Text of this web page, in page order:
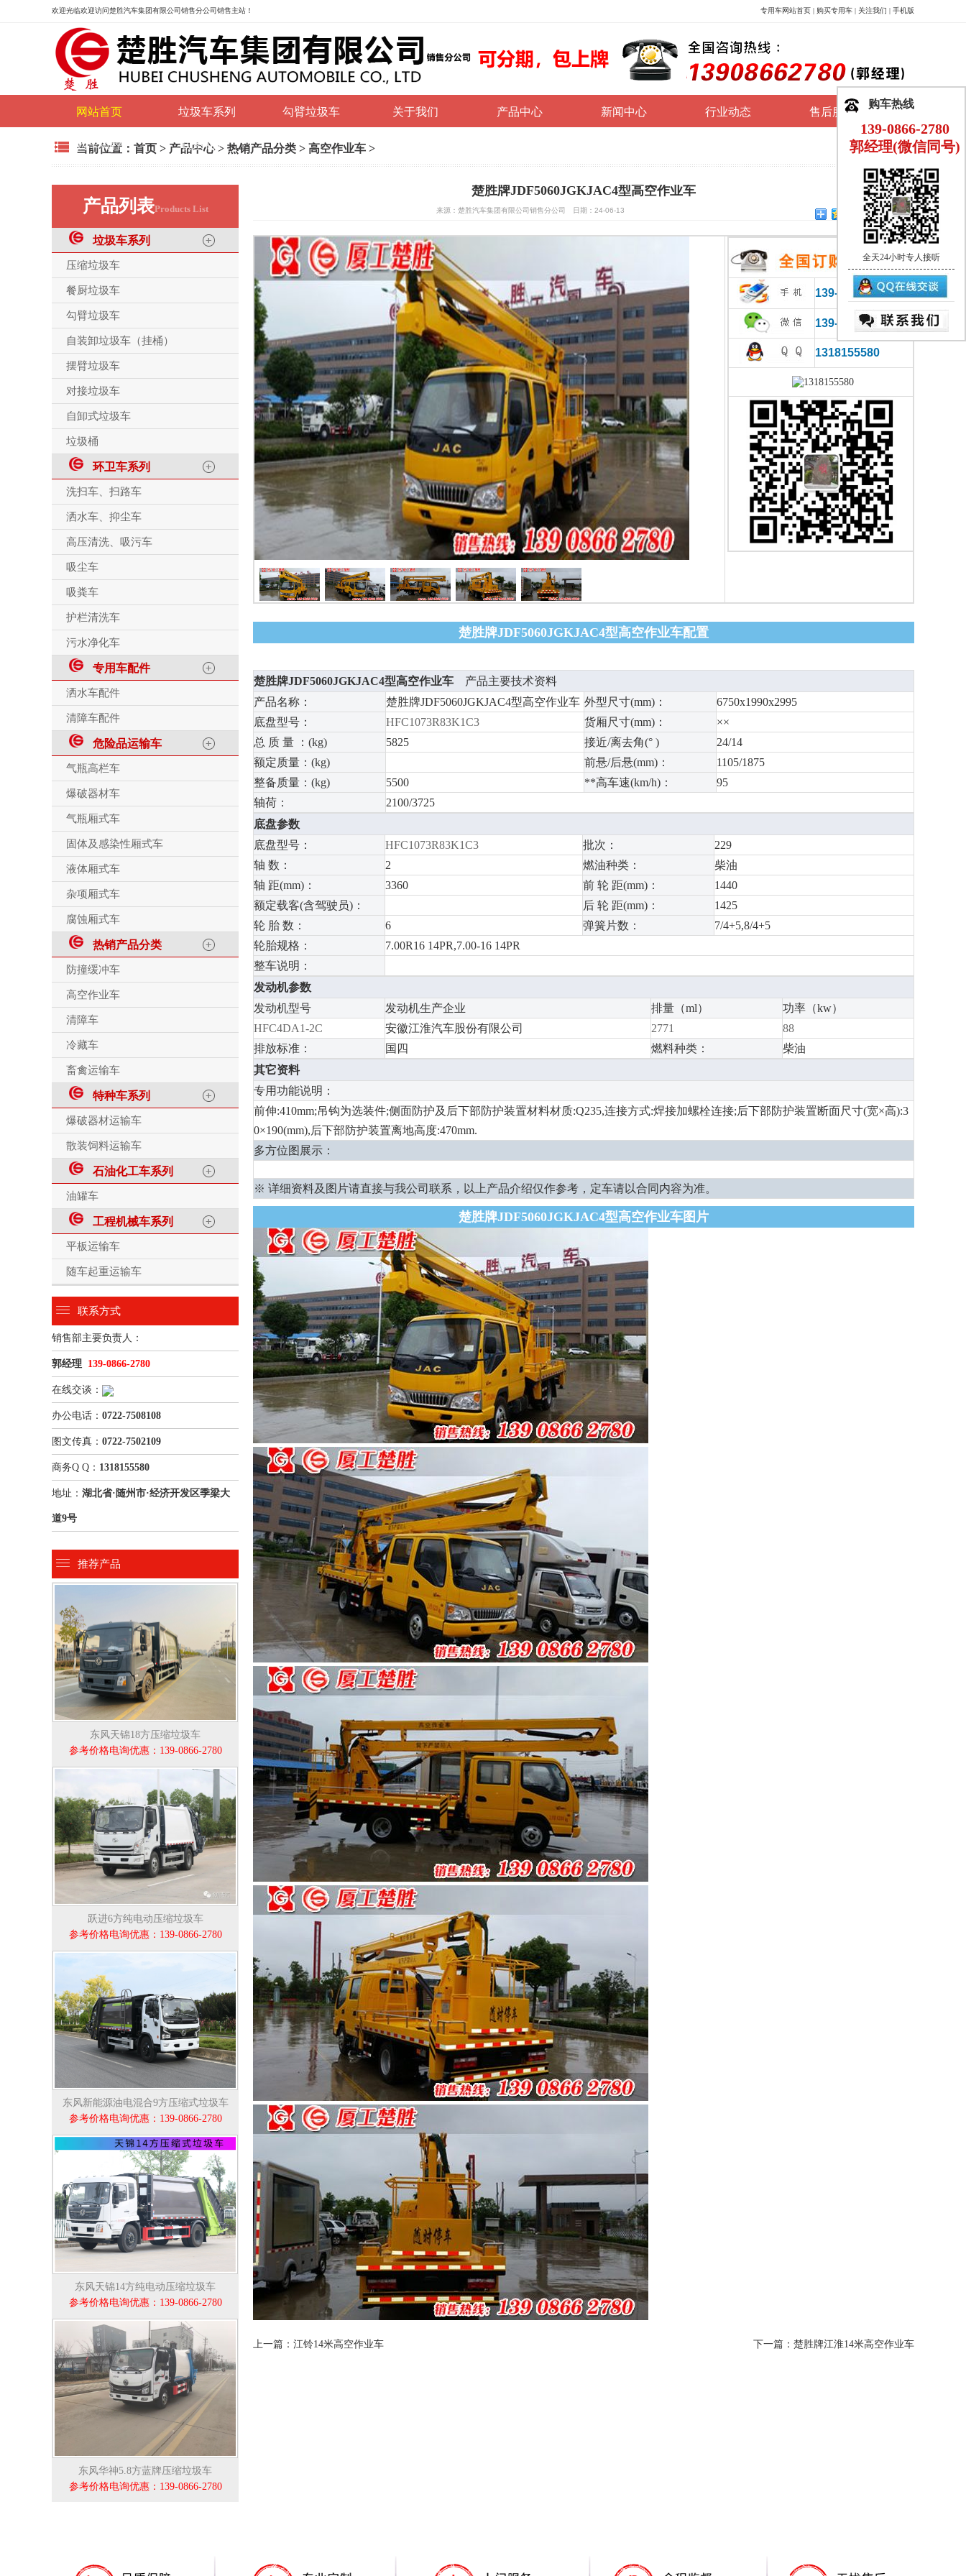
欢迎光临欢迎访问楚胜汽车集团有限公司销售分公司销售主站！ 专用车网站首页 | 购买专用车 | 关注我们 | 手机版
网站首页 垃圾车系列 勾臂垃圾车 关于我们 产品中心 新闻中心 行业动态 售后服务
购车流程 联系我们
当前位置： 首页 > 产品中心> 热销产品分类 > 高空作业车 >
产品列表Products List
垃圾车系列
压缩垃圾车
餐厨垃圾车
勾臂垃圾车
自装卸垃圾车（挂桶）
摆臂垃圾车
对接垃圾车
自卸式垃圾车
垃圾桶
环卫车系列
洗扫车、扫路车
洒水车、抑尘车
高压清洗、吸污车
吸尘车
吸粪车
护栏清洗车
污水净化车
专用车配件
洒水车配件
清障车配件
危险品运输车
气瓶高栏车
爆破器材车
气瓶厢式车
固体及感染性厢式车
液体厢式车
杂项厢式车
腐蚀厢式车
热销产品分类
防撞缓冲车
高空作业车
清障车
冷藏车
畜禽运输车
特种车系列
爆破器材运输车
散装饲料运输车
石油化工车系列
油罐车
工程机械车系列
平板运输车
随车起重运输车
联系方式
销售部主要负责人：
郭经理 139-0866-2780
在线交谈：
办公电话： 0722-7508108
图文传真： 0722-7502109
商务Q Q： 1318155580
地址： 湖北省·随州市·经济开发区季梁大
道9号
推荐产品
东风天锦18方压缩垃圾车
参考价格电询优惠：139-0866-2780
跃进6方纯电动压缩垃圾车
参考价格电询优惠：139-0866-2780
东风新能源油电混合9方压缩式垃圾车
参考价格电询优惠：139-0866-2780
东风天锦14方纯电动压缩垃圾车
参考价格电询优惠：139-0866-2780
东风华神5.8方蓝牌压缩垃圾车
参考价格电询优惠：139-0866-2780
楚胜牌JDF5060JGKJAC4型高空作业车
来源：楚胜汽车集团有限公司销售分公司 日期：24-06-13
139-0866-2780
139-0866-2780
1318155580
楚胜牌JDF5060JGKJAC4型高空作业车配置
楚胜牌JDF5060JGKJAC4型高空作业车 产品主要技术资料
产品名称：
楚胜牌JDF5060JGKJAC4型高空作业车 外型尺寸(mm)：
6750x1990x2995
底盘型号：
HFC1073R83K1C3 货厢尺寸(mm)：
××
总 质 量 ：(kg)
5825 接近/离去角(° )
24/14
额定质量：(kg)
前悬/后悬(mm)：
1105/1875
整备质量：(kg)
5500 **高车速(km/h)：
95
轴荷：
2100/3725
底盘参数
底盘型号：
HFC1073R83K1C3 批次：
229
轴 数：
2 燃油种类：
柴油
轴 距(mm)：
3360 前 轮 距(mm)：
1440
额定载客(含驾驶员)：
后 轮 距(mm)：
1425
轮 胎 数：
6 弹簧片数：
7/4+5,8/4+5
轮胎规格：
7.00R16 14PR,7.00-16 14PR
整车说明：
发动机参数
发动机型号
发动机生产企业 排量（ml）
功率（kw）
HFC4DA1-2C
安徽江淮汽车股份有限公司 2771
88
排放标准：
国四 燃料种类：
柴油
其它资料
专用功能说明：
前伸:410mm;吊钩为选装件;侧面防护及后下部防护装置材料材质:Q235,连接方式:焊接加螺栓连接;后下部防护装置断面尺寸(宽×高):3
0×190(mm),后下部防护装置离地高度:470mm.
多方位图展示：
※ 详细资料及图片请直接与我公司联系，以上产品介绍仅作参考，定车请以合同内容为准。
楚胜牌JDF5060JGKJAC4型高空作业车图片
上一篇：江铃14米高空作业车 下一篇：楚胜牌江淮14米高空作业车
购车热线
139-0866-2780
郭经理(微信同号)
全天24小时专人接听